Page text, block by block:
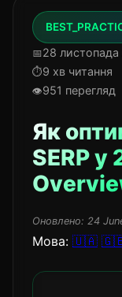
28
9 хв читання
951 перегляд
Як
SERP у
Оновлено: 24
Мова: 🇺🇦